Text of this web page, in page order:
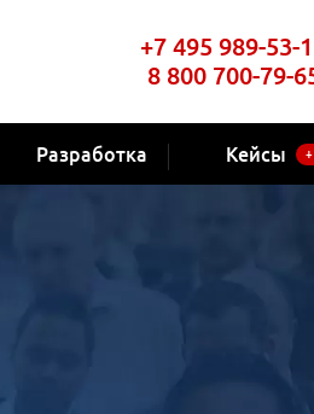
+7 495 989-53-
8 800 700-79-
Разработка Кейсы